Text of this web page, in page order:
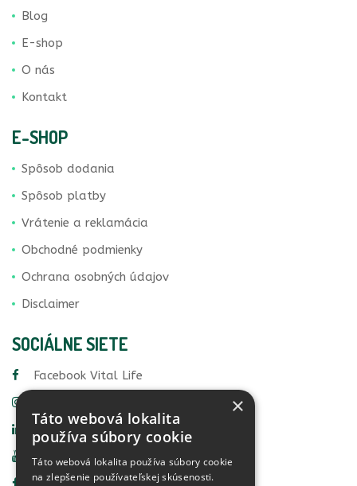
Blog
E-shop
O nás
Kontakt
E-SHOP
Spôsob dodania
Spôsob platby
Vrátenie a reklamácia
Obchodné podmienky
Ochrana osobných údajov
Disclaimer
SOCIÁLNE SIETE
Facebook Vital Life
Linkedin Vital Life
YouTube Vital Life
×
Táto webová lokalita
používa súbory cookie
Táto webová lokalita používa súbory cookie
na zlepšenie používateľskej skúsenosti.